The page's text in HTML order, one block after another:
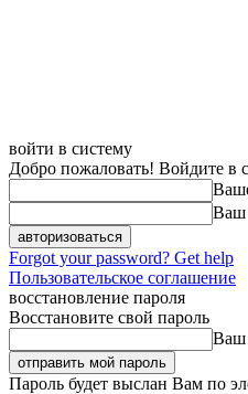
войти в систему
Добро пожаловать! Войдите в
Ваш
Forgot your password? Get help
Пользовательское соглашение
восстановление пароля
Восстановите свой пароль
Ваш
Пароль будет выслан Вам по